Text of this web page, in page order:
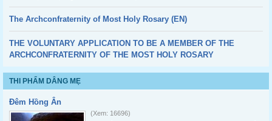
The Archconfraternity of Most Holy Rosary (EN)
THE VOLUNTARY APPLICATION TO BE A MEMBER OF THE
ARCHCONFRATERNITY OF THE MOST HOLY ROSARY
THI PHẨM DÂNG MẸ
Đêm Hồng Ân
(Xem: 16696)